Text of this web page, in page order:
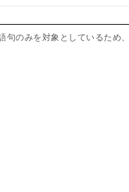
句のみを対象としているため